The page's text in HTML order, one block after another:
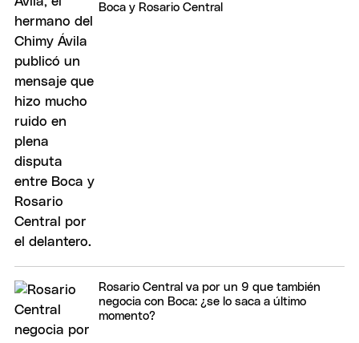
Boca y Rosario Central
Rosario Central va por un 9 que también
negocia con Boca: ¿se lo saca a último
momento?